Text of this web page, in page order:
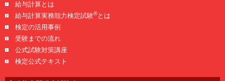
給与計算とは
給与計算実務能力検定試験®とは
検定の活用事例
受験までの流れ
公式試験対策講座
検定公式テキスト